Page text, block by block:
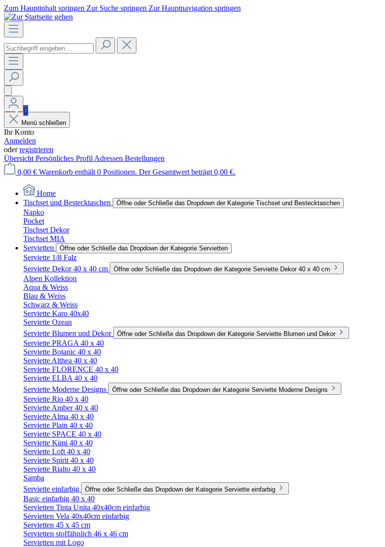
Zum Hauptinhalt springen Zur Suche springen Zur Hauptnavigation springen
Menü schließen
Ihr Konto
Anmelden
oderregistrieren
Übersicht Persönliches Profil Adressen Bestellungen
0,00 € Warenkorb enthält 0 Positionen. Der Gesamtwert beträgt 0,00 €.
Home
Tischset und Bestecktaschen
Öffne oder Schließe das Dropdown der Kategorie Tischset und Bestecktaschen
Napko
Pocket
Tischset Dekor
Tischset MIA
Servietten
Öffne oder Schließe das Dropdown der Kategorie Servietten
Serviette 1/8 Falz
Serviette Dekor 40 x 40 cm
Öffne oder Schließe das Dropdown der Kategorie Serviette Dekor 40 x 40 cm
Alpen Kollektion
Aqua & Weiss
Blau & Weiss
Schwarz & Weiss
Serviette Karo 40x40
Serviette Ozean
Serviette Blumen und Dekor
Öffne oder Schließe das Dropdown der Kategorie Serviette Blumen und Dekor
Serviette PRAGA 40 x 40
Serviette Botanic 40 x 40
Serviette Althea 40 x 40
Serviette FLORENCE 40 x 40
Serviette ELBA 40 x 40
Serviette Moderne Designs
Öffne oder Schließe das Dropdown der Kategorie Serviette Moderne Designs
Serviette Rio 40 x 40
Serviette Amber 40 x 40
Serviette Alma 40 x 40
Serviette Plain 40 x 40
Serviette SPACE 40 x 40
Serviette Kimi 40 x 40
Serviette Loft 40 x 40
Serviette Spirit 40 x 40
Serviette Rialto 40 x 40
Samba
Serviette einfarbig
Öffne oder Schließe das Dropdown der Kategorie Serviette einfarbig
Basic einfarbig 40 x 40
Servietten Tinta Unita 40x40cm einfarbig
Servietten Vela 40x40cm einfarbig
Servietten 45 x 45 cm
Servietten stoffähnlich 46 x 46 cm
Servietten mit Logo